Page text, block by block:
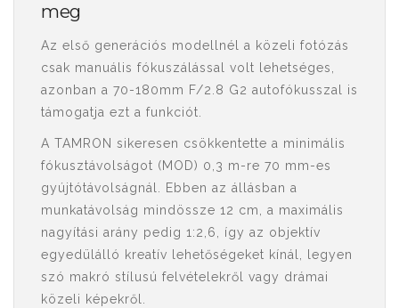
meg
Az első generációs modellnél a közeli fotózás
csak manuális fókuszálással volt lehetséges,
azonban a 70-180mm F/2.8 G2 autofókusszal is
támogatja ezt a funkciót.
A TAMRON sikeresen csökkentette a minimális
fókusztávolságot (MOD) 0,3 m-re 70 mm-es
gyújtótávolságnál. Ebben az állásban a
munkatávolság mindössze 12 cm, a maximális
nagyítási arány pedig 1:2,6, így az objektív
egyedülálló kreatív lehetőségeket kínál, legyen
szó makró stílusú felvételekről vagy drámai
közeli képekről.